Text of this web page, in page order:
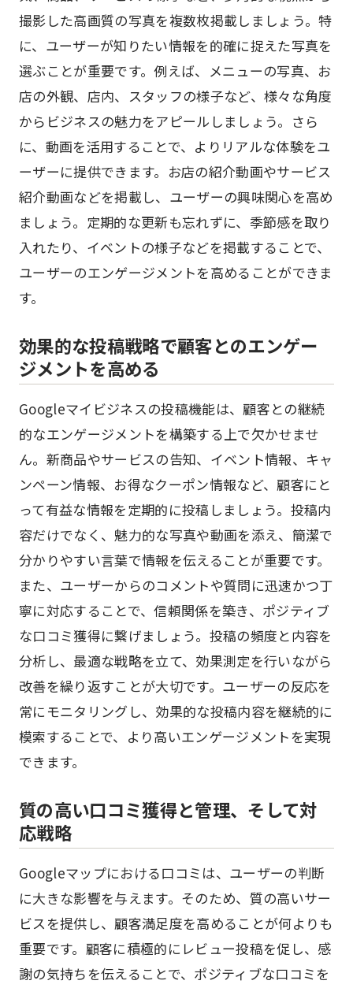
撮影した高画質の写真を複数枚掲載しましょう。特
に、ユーザーが知りたい情報を的確に捉えた写真を
選ぶことが重要です。例えば、メニューの写真、お
店の外観、店内、スタッフの様子など、様々な角度
からビジネスの魅力をアピールしましょう。さら
に、動画を活用することで、よりリアルな体験をユ
ーザーに提供できます。お店の紹介動画やサービス
紹介動画などを掲載し、ユーザーの興味関心を高め
ましょう。定期的な更新も忘れずに、季節感を取り
入れたり、イベントの様子などを掲載することで、
ユーザーのエンゲージメントを高めることができま
す。
効果的な投稿戦略で顧客とのエンゲー
ジメントを高める
Googleマイビジネスの投稿機能は、顧客との継続
的なエンゲージメントを構築する上で欠かせませ
ん。新商品やサービスの告知、イベント情報、キャ
ンペーン情報、お得なクーポン情報など、顧客にと
って有益な情報を定期的に投稿しましょう。投稿内
容だけでなく、魅力的な写真や動画を添え、簡潔で
分かりやすい言葉で情報を伝えることが重要です。
また、ユーザーからのコメントや質問に迅速かつ丁
寧に対応することで、信頼関係を築き、ポジティブ
な口コミ獲得に繋げましょう。投稿の頻度と内容を
分析し、最適な戦略を立て、効果測定を行いながら
改善を繰り返すことが大切です。ユーザーの反応を
常にモニタリングし、効果的な投稿内容を継続的に
模索することで、より高いエンゲージメントを実現
できます。
質の高い口コミ獲得と管理、そして対
応戦略
Googleマップにおける口コミは、ユーザーの判断
に大きな影響を与えます。そのため、質の高いサー
ビスを提供し、顧客満足度を高めることが何よりも
重要です。顧客に積極的にレビュー投稿を促し、感
謝の気持ちを伝えることで、ポジティブな口コミを